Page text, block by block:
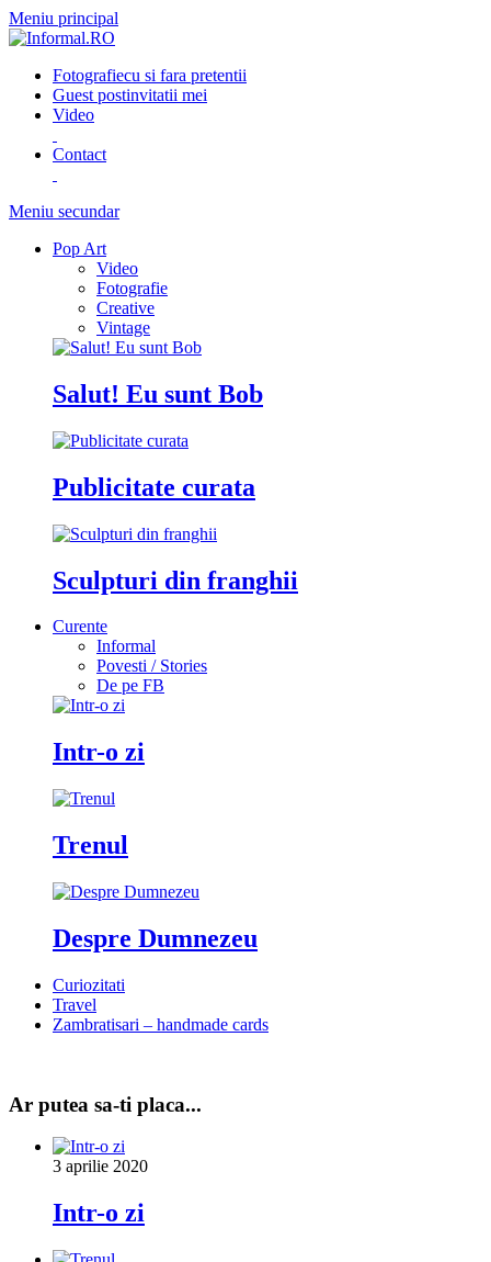
Meniu principal
Fotografiecu si fara pretentii
Guest postinvitatii mei
Video
Contact
Meniu secundar
Pop Art
Video
Fotografie
Creative
Vintage
Salut! Eu sunt Bob
Publicitate curata
Sculpturi din franghii
Curente
Informal
Povesti / Stories
De pe FB
Intr-o zi
Trenul
Despre Dumnezeu
Curiozitati
Travel
Zambratisari – handmade cards
Ar putea sa-ti placa...
3 aprilie 2020
Intr-o zi